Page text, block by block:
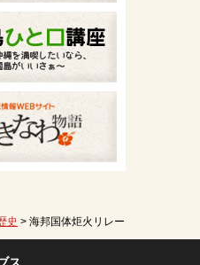
史 > 海邦国体炬火リレー